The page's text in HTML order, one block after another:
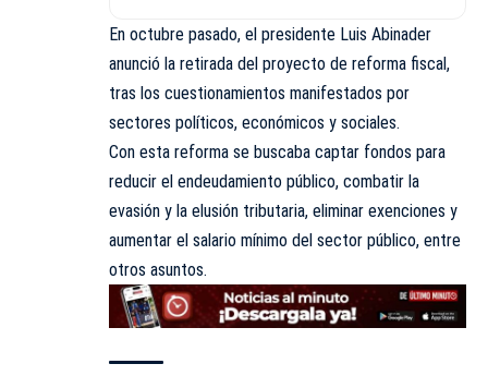
En octubre pasado, el presidente Luis Abinader
anunció la retirada del proyecto de reforma fiscal,
tras los cuestionamientos manifestados por
sectores políticos, económicos y sociales.
Con esta reforma se buscaba captar fondos para
reducir el endeudamiento público, combatir la
evasión y la elusión tributaria, eliminar exenciones y
aumentar el salario mínimo del sector público, entre
otros asuntos.